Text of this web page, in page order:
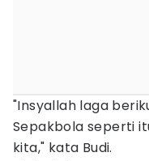
"Insyallah laga
Sepakbola seperti
kita," kata Budi.